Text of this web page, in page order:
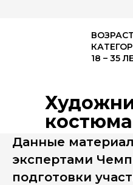
18 – 35
Данные
экспертами
подготовки